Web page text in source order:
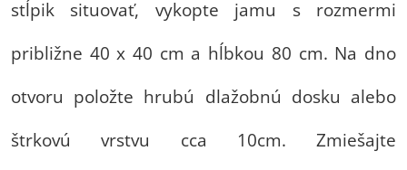
stĺpik situovať, vykopte jamu s rozmermi
približne 40 x 40 cm a hĺbkou 80 cm. Na dno
otvoru položte hrubú dlažobnú dosku alebo
štrkovú vrstvu cca 10cm. Zmiešajte